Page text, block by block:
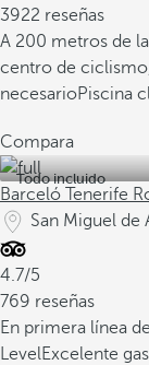
3922 reseñas
A 200 metros de
centro de
necesarioPiscina
Compara
Todo incluido
Barceló Tenerife
San Miguel de
4.7/5
769 reseñas
En primera línea
LevelExcelente